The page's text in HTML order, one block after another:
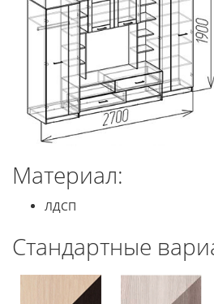
Материал:
ЛДСП
Стандартные